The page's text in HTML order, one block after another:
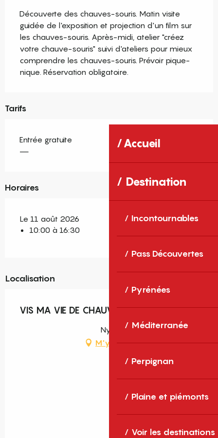
Accueil
Destination
Incontournables
Pass Découvertes
Pyrénées
Méditerranée
Perpignan
Plaine et piémonts
Voir les destinations
Découverte des chauves-souris. Matin visite
guidée de l'exposition et projection d'un film sur
les chauves-souris. Après-midi, atelier "créez
votre chauve-souris" suivi d'ateliers pour mieux
comprendre les chauves-souris. Prévoir pique-
nique. Réservation obligatoire.
Tarifs
Entrée gratuite
—
Horaires
Le 11 août 2026
10:00 à 16:30
Localisation
VIS MA VIE DE CHAUVE SOURIS
Nyer
M'y rendre